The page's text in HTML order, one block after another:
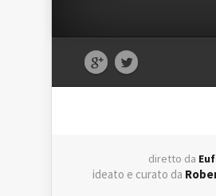
diretto da
ideato e curato da